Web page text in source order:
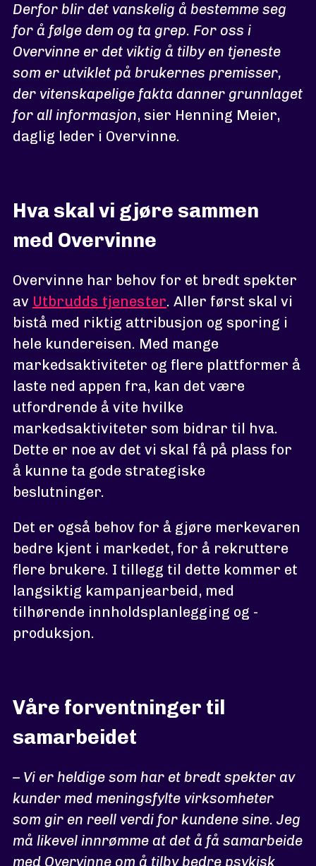
Derfor blir det vanskelig å bestemme seg
for å følge dem og ta grep. For oss i
Overvinne er det viktig å tilby en tjeneste
som er utviklet på brukernes premisser,
der vitenskapelige fakta danner grunnlaget
for all informasjon, sier Henning Meier,
daglig leder i Overvinne.
Hva skal vi gjøre sammen
med Overvinne
Overvinne har behov for et bredt spekter
av Utbrudds tjenester. Aller først skal vi
bistå med riktig attribusjon og sporing i
hele kundereisen. Med mange
markedsaktiviteter og flere plattformer å
laste ned appen fra, kan det være
utfordrende å vite hvilke
markedsaktiviteter som bidrar til hva.
Dette er noe av det vi skal få på plass for
å kunne ta gode strategiske
beslutninger.
Det er også behov for å gjøre merkevaren
bedre kjent i markedet, for å rekruttere
flere brukere. I tillegg til dette kommer et
langsiktig kampanjearbeid, med
tilhørende innholdsplanlegging og -
produksjon.
Våre forventninger til
samarbeidet
– Vi er heldige som har et bredt spekter av
kunder med meningsfylte virksomheter
som gir en reell verdi for kundene sine. Jeg
må likevel innrømme at det å få samarbeide
med Overvinne om å tilby bedre psykisk